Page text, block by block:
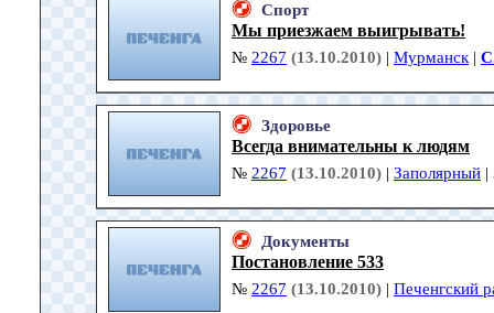
Спорт
Мы приезжаем выигрывать!
№ 2267 (13.10.2010) | Мурманск |
Здоровье
Всегда внимательны к людям
№ 2267 (13.10.2010) | Заполярный |
Документы
Постановление 533
№ 2267 (13.10.2010) | Печенгский